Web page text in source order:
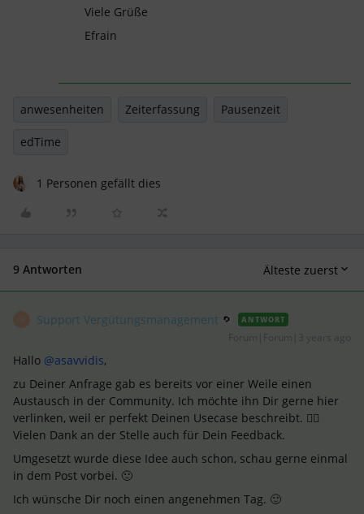
Viele Grüße
Efrain
anwesenheiten Zeiterfassung Pausenzeit
edTime
1 Personen gefällt dies
9 Antworten Älteste zuerst
Support Vergütungsmanagement ANTWORT
Hallo @asavvidis,
zu Deiner Anfrage gab es bereits vor einer Weile einen
Austausch in der Community. Ich möchte ihn Dir gerne hier
verlinken, weil er perfekt Deinen Usecase beschreibt. 👍🏻
Vielen Dank an der Stelle auch für Dein Feedback.
Umgesetzt wurde diese Idee auch schon, schau gerne einmal
in dem Post vorbei. 🙂
Ich wünsche Dir noch einen angenehmen Tag. 🙂